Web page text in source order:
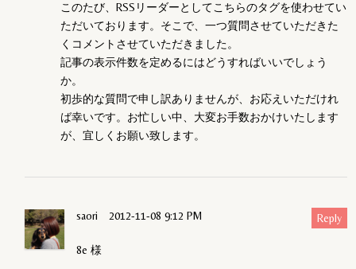
このたび、RSSリーダーとしてこちらのタグを使わせてい
ただいております。そこで、一つ質問させていただきた
くコメントさせていただきました。
記事の表示件数を定めるにはどうすればいいでしょう
か。
初歩的な質問で申し訳ありませんが、お応えいただけれ
ば幸いです。お忙しい中、大変お手数おかけいたします
が、宜しくお願い致します。
saori 2012-11-08 9:12 PM
8e 様
Reply